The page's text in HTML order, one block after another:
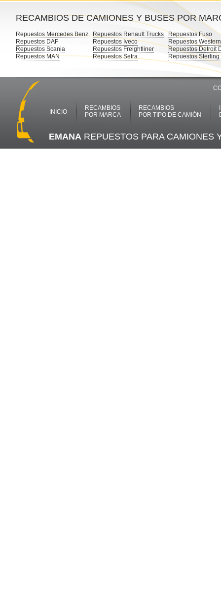
RECAMBIOS DE CAMIONES Y BUSES POR
Repuestos Mercedes Benz
Repuestos DAF
Repuestos Scania
Repuestos MAN
Repuestos Renault Trucks
Repuestos Iveco
Repuestos Freightliner
Repuestos Setra
Repuestos Fuso
Repuestos
Repuestos Detroit
Repuestos Sterling
INICIO
RECAMBIOS
POR MARCA
RECAMBIOS
POR TIPO DE CAMIÓN
EMANA REPUESTOS PARA CAMIONES